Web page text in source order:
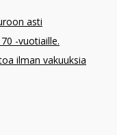
asti
-vuotiaille.
ilman vakuuksia